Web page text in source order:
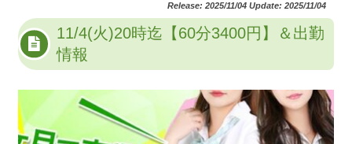
Release: 2025/11/04 Update: 2025/11/04
11/4(火)20時迄【60分3400円】＆出勤
情報